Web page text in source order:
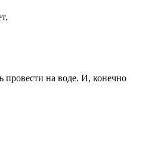
провести на воде. И, конечно